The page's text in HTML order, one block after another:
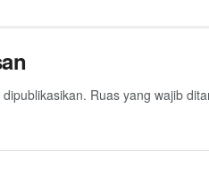
Ruas yang wajib